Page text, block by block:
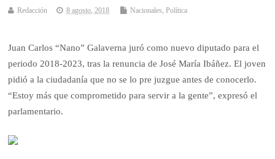
Redacción 8 agosto, 2018 Nacionales,Política
Juan Carlos “Nano” Galaverna juró como nuevo diputado para el
periodo 2018-2023, tras la renuncia de José María Ibáñez. El joven
pidió a la ciudadanía que no se lo pre juzgue antes de conocerlo.
“Estoy más que comprometido para servir a la gente”, expresó el
parlamentario.